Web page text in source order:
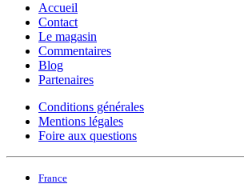
Accueil
Contact
Le magasin
Commentaires
Blog
Partenaires
Conditions générales
Mentions légales
Foire aux questions
France